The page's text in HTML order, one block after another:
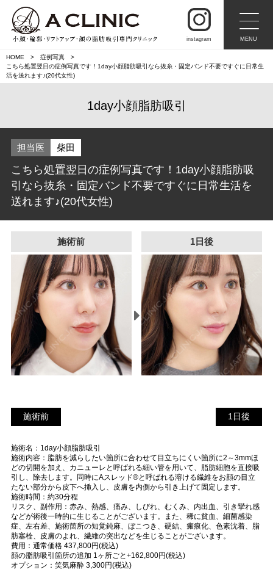
instagram MENU
HOME
症例写真
こちら処置翌日の症例写真です！1day小顔脂肪吸引なら抜糸・固定バンド不要ですぐに日常生
活を送れます♪(20代女性)
1day小顔脂肪吸引
担当医 柴田
こちら処置翌日の症例写真です！1day小顔脂肪吸
引なら抜糸・固定バンド不要ですぐに日常生活を
送れます♪(20代女性)
施術前 1日後
施術前 1日後
施術名：1day小顔脂肪吸引
施術内容：脂肪を減らしたい箇所に合わせて目立ちにくい箇所に2～3mmほ
どの切開を加え、カニューレと呼ばれる細い管を用いて、脂肪細胞を直接吸
引し、除去します。同時にAスレッド®と呼ばれる溶ける繊維をお顔の目立
たない部分から皮下へ挿入し、皮膚を内側から引き上げて固定します。
施術時間：約30分程
リスク、副作用：赤み、熱感、痛み、しびれ、むくみ、内出血、引き攣れ感
などが術後一時的に生じることがございます。また、稀に貧血、細菌感染
症、左右差、施術箇所の知覚鈍麻、ぼこつき、硬結、瘢痕化、色素沈着、脂
肪塞栓、皮膚のよれ、繊維の突出などを生じることがございます。
費用：通常価格 437,800円(税込)
顔の脂肪吸引箇所の追加 1ヶ所ごと+162,800円(税込)
オプション：笑気麻酔 3,300円(税込)